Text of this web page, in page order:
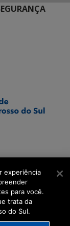
experiência
para você.
trata da
do Sul.